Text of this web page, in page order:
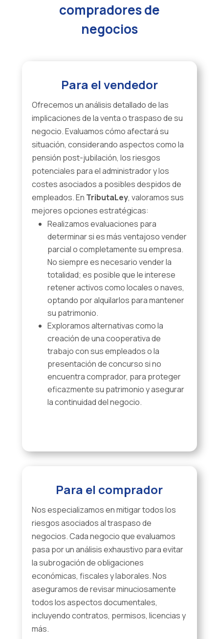
compradores de
negocios
Para el vendedor
Ofrecemos un análisis detallado de las
implicaciones de la venta o traspaso de su
negocio. Evaluamos cómo afectará su
situación, considerando aspectos como la
pensión post-jubilación, los riesgos
potenciales para el administrador y los
costes asociados a posibles despidos de
empleados. En TributaLey, valoramos sus
mejores opciones estratégicas:
Realizamos evaluaciones para
determinar si es más ventajoso vender
parcial o completamente su empresa.
No siempre es necesario vender la
totalidad; es posible que le interese
retener activos como locales o naves,
optando por alquilarlos para mantener
su patrimonio.
Exploramos alternativas como la
creación de una cooperativa de
trabajo con sus empleados o la
presentación de concurso si no
encuentra comprador, para proteger
eficazmente su patrimonio y asegurar
la continuidad del negocio.
Para el comprador
Nos especializamos en mitigar todos los
riesgos asociados al traspaso de
negocios. Cada negocio que evaluamos
pasa por un análisis exhaustivo para evitar
la subrogación de obligaciones
económicas, fiscales y laborales. Nos
aseguramos de revisar minuciosamente
todos los aspectos documentales,
incluyendo contratos, permisos, licencias y
más.